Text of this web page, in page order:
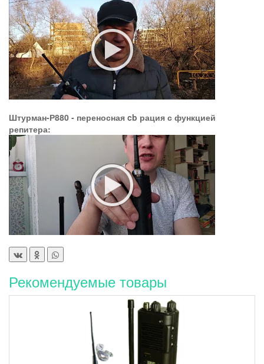
Штурман-Р880 - переносная cb рация с функцией
репитера:
Рекомендуемые товары